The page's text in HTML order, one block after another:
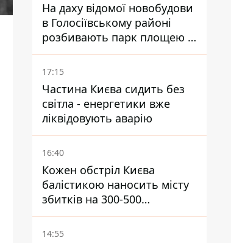
На даху відомої новобудови
в Голосіївському районі
розбивають парк площею в
гектар
17:15
Частина Києва сидить без
світла - енергетики вже
ліквідовують аварію
16:40
Кожен обстріл Києва
балістикою наносить місту
збитків на 300-500
мільйонів - Петро
Пантелеєв
14:55